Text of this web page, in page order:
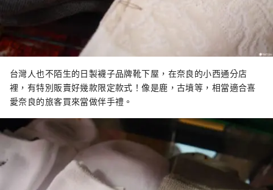
台灣人也不陌生的日製襪子品牌靴下屋，在奈良的小西通分店
裡，有特別販賣好幾款限定款式！像是鹿，古墳等，相當適合喜
愛奈良的旅客買來當做伴手禮。